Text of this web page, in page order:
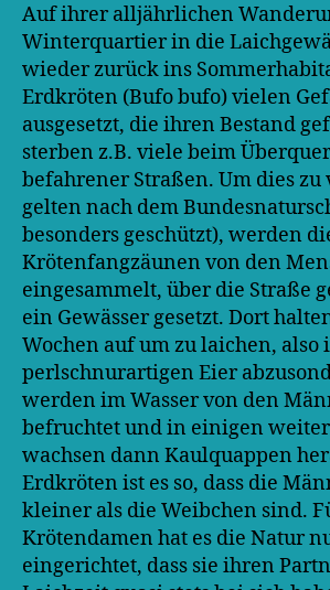
Auf ihrer alljährlichen
Winterquartier in die
wieder zurück ins
Erdkröten (Bufo bufo) vielen
ausgesetzt, die ihren Bestand
sterben z.B. viele beim
befahrener Straßen. Um dies zu
gelten nach dem
besonders geschützt), werden
Krötenfangzäunen von den
eingesammelt, über die Straße
ein Gewässer gesetzt. Dort
Wochen auf um zu laichen, also
perlschnurartigen Eier
werden im Wasser von den
befruchtet und in einigen
wachsen dann Kaulquappen
Erdkröten ist es so, dass die
kleiner als die Weibchen sind.
Krötendamen hat es die Natur
eingerichtet, dass sie ihren